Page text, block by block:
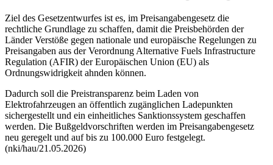
Ziel des Gesetzentwurfes ist es, im Preisangabengesetz die
rechtliche Grundlage zu schaffen, damit die Preisbehörden der
Länder Verstöße gegen nationale und europäische Regelungen zu
Preisangaben aus der Verordnung Alternative Fuels Infrastructure
Regulation (AFIR) der Europäischen Union (EU) als
Ordnungswidrigkeit ahnden können.
Dadurch soll die Preistransparenz beim Laden von
Elektrofahrzeugen an öffentlich zugänglichen Ladepunkten
sichergestellt und ein einheitliches Sanktionssystem geschaffen
werden. Die Bußgeldvorschriften werden im Preisangabengesetz
neu geregelt und auf bis zu 100.000 Euro festgelegt.
(nki/hau/21.05.2026)